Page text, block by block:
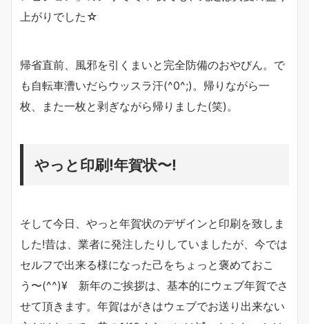
上がりでした☆
帰省直前、風邪を引くまいと完全防備のおやびん。で
も自転車漕いだらウッスラ汗(^0^;)。帰りながら一
枚、また一枚と剥ぎながら帰りました(笑)。
やっと印刷!年賀状〜!
そして今日、やっと年賀状のデザインと印刷を致しま
した!昔は、業者に発注したりしていましたが、今では
セルフで出来る様になった己をちょっと褒めておこ
う〜(^^)¥ 新年のご挨拶は、基本的にウェブ年賀でさ
せて頂きます。年賀はがきはウェブでお送り出来ない